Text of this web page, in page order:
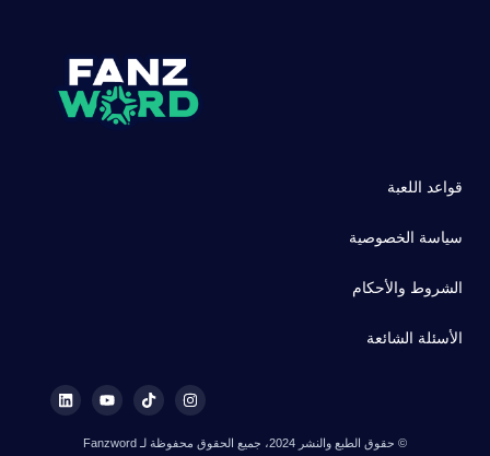
قواعد اللعبة
سياسة الخصوصية
الشروط والأحكام
الأسئلة الشائعة
© حقوق الطبع والنشر 2024، جميع الحقوق محفوظة لـ Fanzword